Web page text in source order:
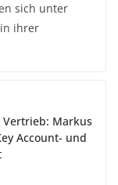
sich unter
ihrer
Markus
Account- und